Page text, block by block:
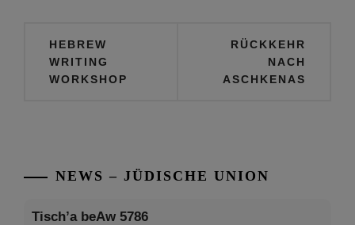
Beitragsnavigation
HEBREW
WRITING
WORKSHOP
RÜCKKEHR
NACH
ASCHKENAS
NEWS – JÜDISCHE UNION
Tisch’a beAw 5786